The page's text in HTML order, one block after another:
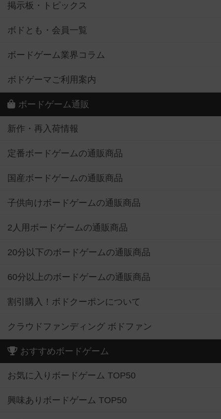
掲示板・トピックス
ボドとも・会員一覧
ボードゲーム業界コラム
ボドゲーマご利用案内
ボードゲーム通販
新作・再入荷情報
定番ボードゲームの通販商品
国産ボードゲームの通販商品
子供向けボードゲームの通販商品
2人用ボードゲームの通販商品
20分以下のボードゲームの通販商品
60分以上のボードゲームの通販商品
割引購入！ボドクーポンについて
クラウドファンディング ボドファン
おすすめボードゲーム
お気に入りボードゲーム TOP50
興味ありボードゲーム TOP50